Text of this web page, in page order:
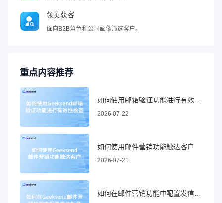
领英获客
面向B2B角色和公司画像筛选客户。
重点内容推荐
2026-07-22
如何使用邮件营销功能触达客户
2026-07-21